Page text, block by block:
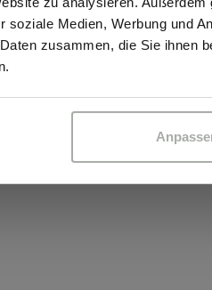
soziale Medien, Werbung und
zusammen, die Sie ihnen
PRO AR40. Dank
Eine Vielzahl
auf Werkzeuge und
zum zuverlässigen
Hingucker.